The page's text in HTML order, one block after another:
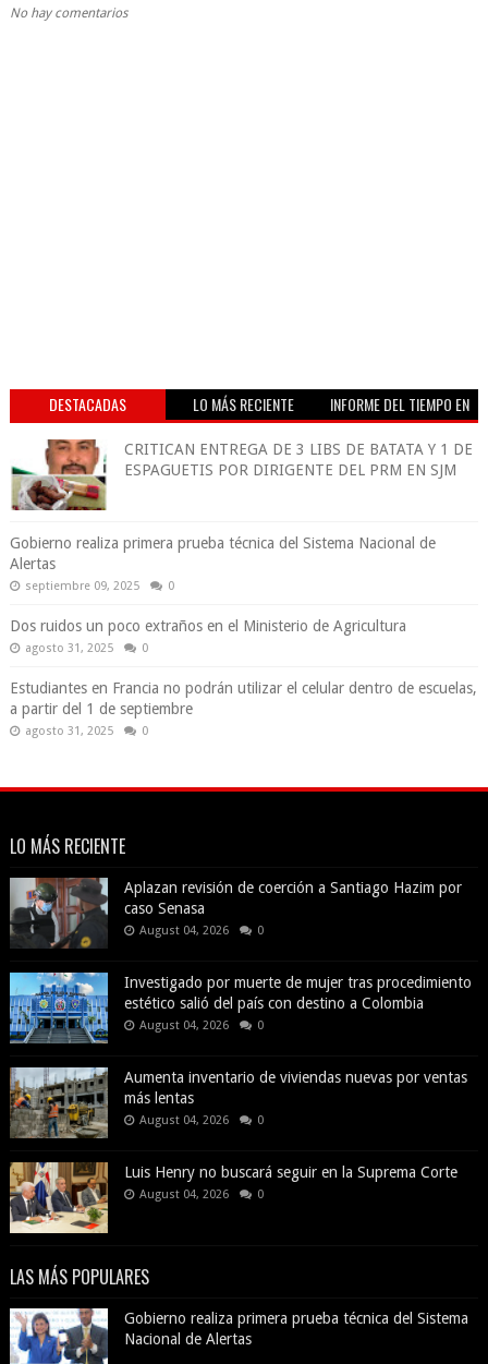
No hay comentarios
DESTACADAS LO MÁS RECIENTE
INFORME DEL TIEMPO EN
CRITICAN ENTREGA DE 3 LIBS DE BATATA Y 1 DE
ESPAGUETIS POR DIRIGENTE DEL PRM EN SJM
Gobierno realiza primera prueba técnica del Sistema Nacional de
Alertas
septiembre 09, 2025 0
Dos ruidos un poco extraños en el Ministerio de Agricultura
agosto 31, 2025 0
Estudiantes en Francia no podrán utilizar el celular dentro de escuelas,
a partir del 1 de septiembre
agosto 31, 2025 0
LO MÁS RECIENTE
Aplazan revisión de coerción a Santiago Hazim por
caso Senasa
August 04, 2026 0
Investigado por muerte de mujer tras procedimiento
estético salió del país con destino a Colombia
August 04, 2026 0
Aumenta inventario de viviendas nuevas por ventas
más lentas
August 04, 2026 0
Luis Henry no buscará seguir en la Suprema Corte
August 04, 2026 0
LAS MÁS POPULARES
Gobierno realiza primera prueba técnica del Sistema
Nacional de Alertas